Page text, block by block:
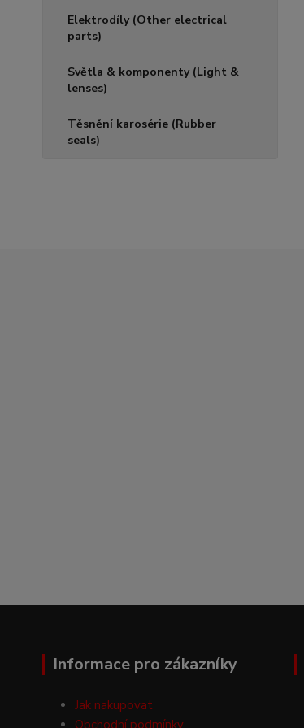
Elektrodíly (Other electrical
parts)
Světla & komponenty (Light &
lenses)
Těsnění karosérie (Rubber
seals)
Informace pro zákazníky
Jak nakupovat
Obchodní podmínky